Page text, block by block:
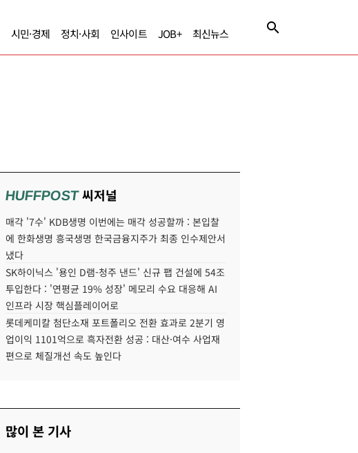
시민·경제 정치·사회 인사이트 JOB+ 최신뉴스
HUFFPOST씨저널
매각 '7수' KDB생명 이번에는 매각 성공할까 : 본입찰
에 한화생명 흥국생명 한국금융지주가 최종 인수제안서
냈다
SK하이닉스 '용인 D램-청주 낸드' 신규 팹 건설에 54조
투입한다 : '연평균 19% 성장' 메모리 수요 대응해 AI
인프라 시장 핵심플레이어로
롯데케미칼 첨단소재 포트폴리오 전환 효과로 2분기 영
업이익 1101억으로 흑자전환 성공 : 대산·여수 사업재
편으로 체질개선 속도 높인다
많이 본 기사